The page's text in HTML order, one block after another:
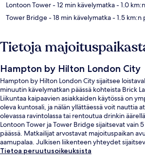
Lontoon Tower- 12 min kävelymatka- 1.0
Tower Bridge- 18 min kävelymatka- 1.5 km:n
Tietoja
Hampton by Hilton London City
Hampton by Hilton London City sijaitsee
minuutin kävelymatkan päässä kohteista Brick
Liikuntaa kaipaavien asiakkaiden käytössä on
oleva kuntosali, ja nälän yllättäessä voit nauttia
olevassa ravintolassa tai rentoutua drinkin
Lontoon Tower ja Tower Bridge sijaitsevat vain
päässä. Matkailijat arvostavat majoituspaikan
aamupalaa. Julkisen liikenteen yhteydet
kävelymatkan päässä: Aldgate Eastin
Tietoa peruutusoikeuksista